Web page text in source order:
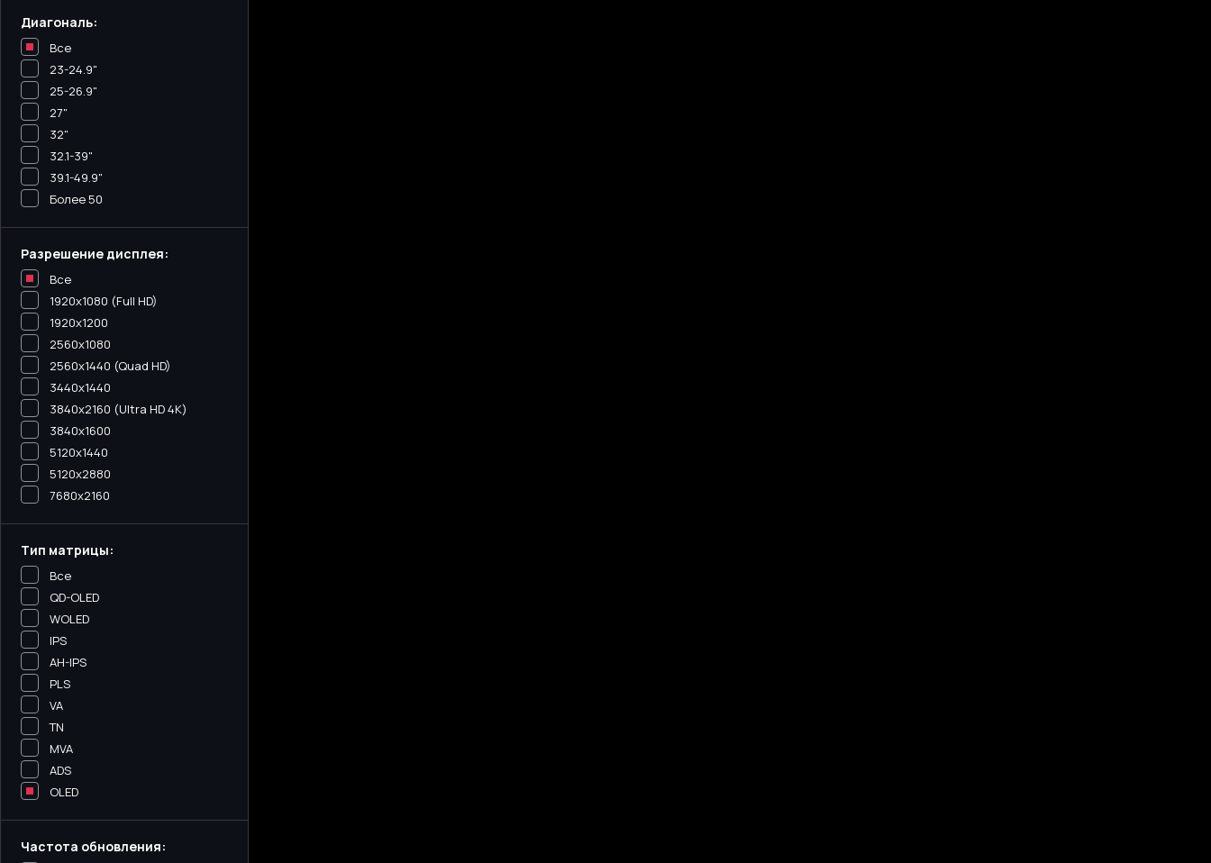
Диагональ:
Все
23-24.9"
25-26.9"
27"
32"
32.1-39"
39.1-49.9"
Более 50
Разрешение дисплея:
Все
1920x1080 (Full HD)
1920x1200
2560x1080
2560x1440 (Quad HD)
3440х1440
3840x2160 (Ultra HD 4K)
3840x1600
5120x1440
5120х2880
7680x2160
Тип матрицы:
Все
QD-OLED
WOLED
IPS
AH-IPS
PLS
VA
TN
MVA
ADS
OLED
Частота обновления: